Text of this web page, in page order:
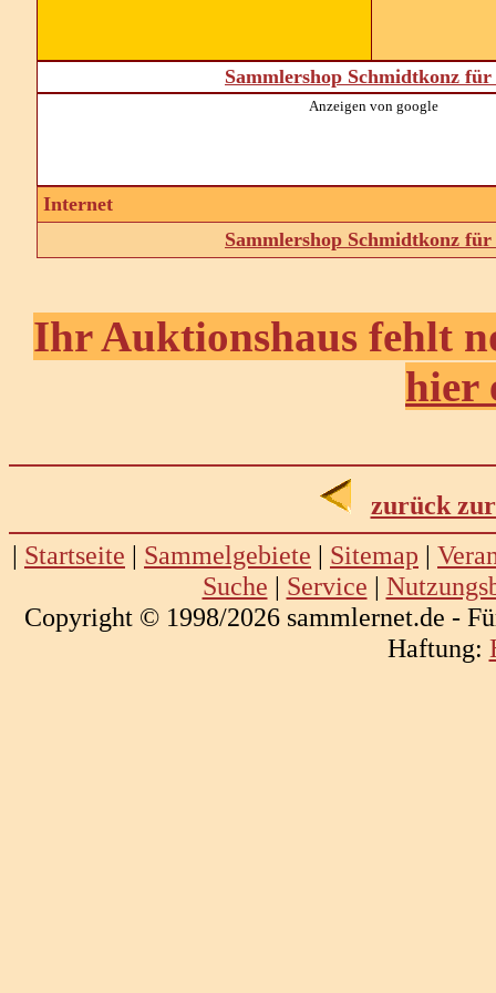
Sammlershop Schmidtkonz
Anzeigen von google
Internet
Sammlershop Schmidtkonz
Ihr Auktionshaus fehlt
hier
zurück
| Startseite | Sammelgebiete | Sitemap |
Suche | Service |
Copyright © 1998/2026 sammlernet.de -
Haftung: